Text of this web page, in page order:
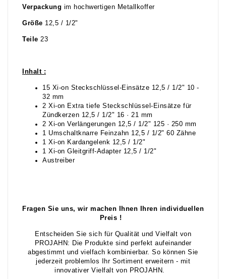
Verpackung im hochwertigen Metallkoffer
Größe 12,5 / 1/2"
Teile 23
Inhalt :
15 Xi-on Steckschlüssel-Einsätze 12,5 / 1/2" 10 -
32 mm
2 Xi-on Extra tiefe Steckschlüssel-Einsätze für
Zündkerzen 12,5 / 1/2" 16 · 21 mm
2 Xi-on Verlängerungen 12,5 / 1/2" 125 · 250 mm
1 Umschaltknarre Feinzahn 12,5 / 1/2" 60 Zähne
1 Xi-on Kardangelenk 12,5 / 1/2"
1 Xi-on Gleitgriff-Adapter 12,5 / 1/2"
Austreiber
Fragen Sie uns, wir machen Ihnen Ihren individuellen
Preis !
Entscheiden Sie sich für Qualität und Vielfalt von
PROJAHN: Die Produkte sind perfekt aufeinander
abgestimmt und vielfach kombinierbar. So können Sie
jederzeit problemlos Ihr Sortiment erweitern - mit
innovativer Vielfalt von PROJAHN.